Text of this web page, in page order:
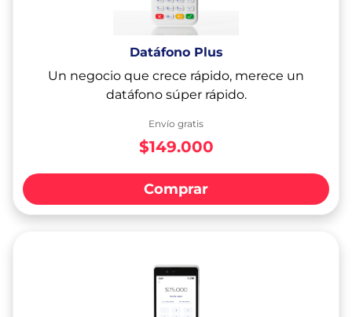
Datáfono Plus
Un negocio que crece rápido, merece un
datáfono súper rápido.
Envío gratis
$149.000
Comprar